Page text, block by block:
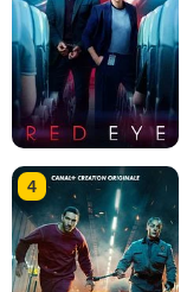
4